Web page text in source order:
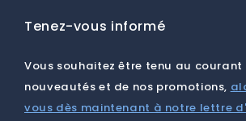
BV
BV
BV
Tenez-vous informé
Vous souhaitez être tenu au courant
nouveautés et de nos promotions,
vous dès maintenant à notre lettre